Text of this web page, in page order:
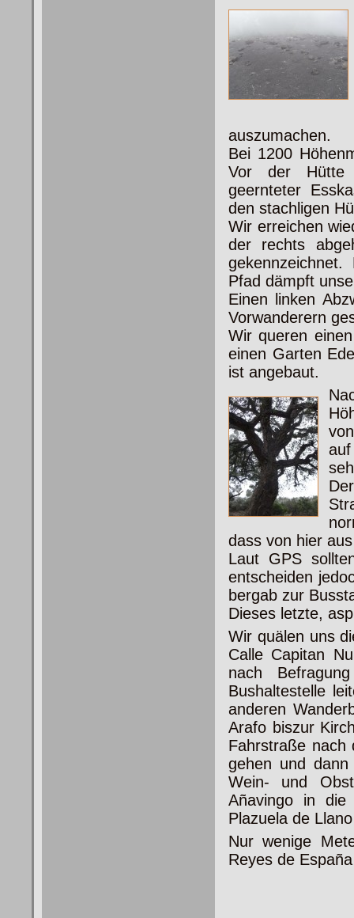
auszumachen.
Bei 1200
Vor der Hütte
geernteter
den stachligen
Wir erreichen
der rechts
Pfad dämpft
Einen linken
Vorwanderern
Wir queren
einen Garten
ist angebaut.
dass von hier
Laut GPS
entscheiden
bergab zur
Dieses letzte,
Wir quälen uns
Calle Capitan
nach
Bushaltestelle
anderen
Arafo biszur
Fahrstraße
gehen und
Wein- und
Añavingo in
Plazuela de
Nur wenige
Reyes de